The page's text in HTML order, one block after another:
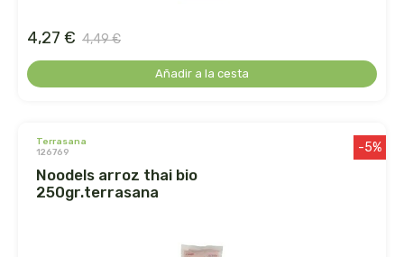
4,27 € 4,49 €
Añadir a la cesta
terrasana
126769
noodels arroz thai bio
250gr.terrasana
-5%
lactoduero
lamberts
lcn